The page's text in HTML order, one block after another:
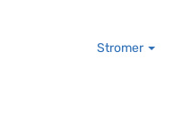
Stromer